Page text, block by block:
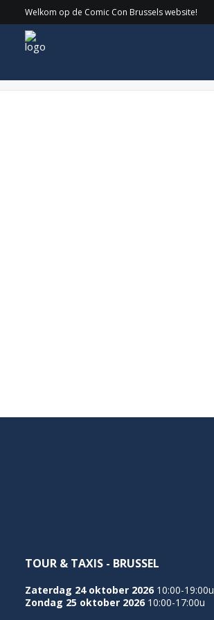
Welkom op de Comic Con Brussels website!
WEB_CatherineLetters
TOUR & TAXIS - BRUSSEL
Zaterdag 24 oktober 2026 10:00-19:00u
Zondag 25 oktober 2026 10:00-17:00u